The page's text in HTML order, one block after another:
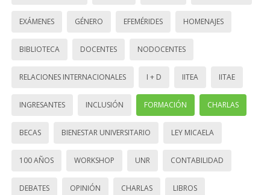
EXÁMENES GÉNERO EFEMÉRIDES HOMENAJES
BIBLIOTECA DOCENTES NODOCENTES
RELACIONES INTERNACIONALES I + D IITEA IITAE
INGRESANTES INCLUSIÓN FORMACIÓN CHARLAS
BECAS BIENESTAR UNIVERSITARIO LEY MICAELA
100 AÑOS WORKSHOP UNR CONTABILIDAD
DEBATES OPINIÓN CHARLAS LIBROS